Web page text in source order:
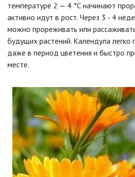
температуре 2 — 4 °C начинают
активно идут в рост. Через 3 - 4
можно прореживать или
будущих растений. Календула легко
даже в период цветения и быстро
месте.